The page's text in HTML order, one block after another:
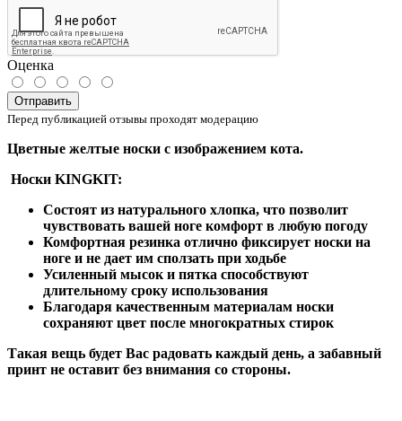
Оценка
Отправить
Перед публикацией отзывы проходят модерацию
Цветные желтые носки с изображением кота.
Носки KINGKIT:
Состоят из натурального хлопка, что позволит
чувствовать вашей ноге комфорт в любую погоду
Комфортная резинка отлично фиксирует носки на
ноге и не дает им сползать при ходьбе
Усиленный мысок и пятка способствуют
длительному сроку использования
Благодаря качественным материалам носки
сохраняют цвет после многократных стирок
Такая вещь будет Вас радовать каждый день, а забавный
принт не оставит без внимания со стороны.